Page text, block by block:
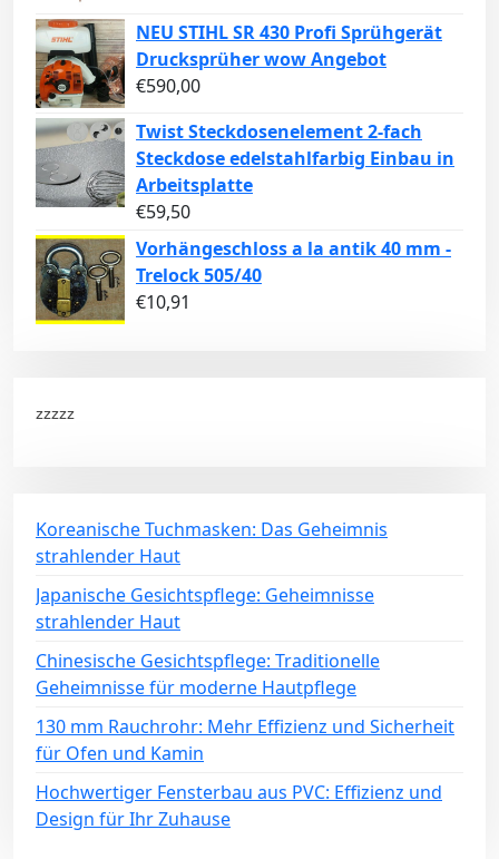
NEU STIHL SR 430 Profi Sprühgerät
Drucksprüher wow Angebot
€590,00
Twist Steckdosenelement 2-fach
Steckdose edelstahlfarbig Einbau in
Arbeitsplatte
€59,50
Vorhängeschloss a la antik 40 mm -
Trelock 505/40
€10,91
zzzzz
Koreanische Tuchmasken: Das Geheimnis
strahlender Haut
Japanische Gesichtspflege: Geheimnisse
strahlender Haut
Chinesische Gesichtspflege: Traditionelle
Geheimnisse für moderne Hautpflege
130 mm Rauchrohr: Mehr Effizienz und Sicherheit
für Ofen und Kamin
Hochwertiger Fensterbau aus PVC: Effizienz und
Design für Ihr Zuhause